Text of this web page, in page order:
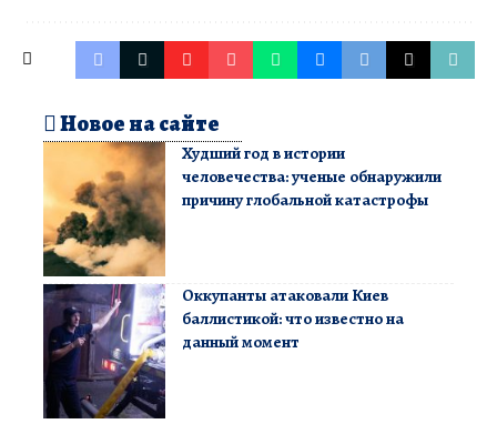
Новое на сайте
Худший год в истории
человечества: ученые обнаружили
причину глобальной катастрофы
Оккупанты атаковали Киев
баллистикой: что известно на
данный момент